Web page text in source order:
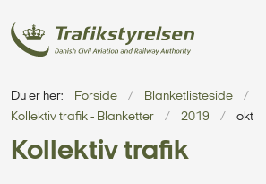
Du er her: Forside
Blanketlisteside
Kollektiv trafik - Blanketter
2019 okt
Kollektiv trafik